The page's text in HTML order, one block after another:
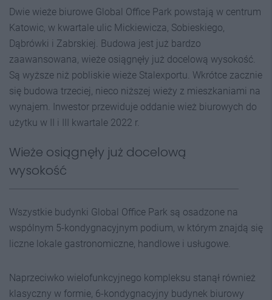
Dwie wieże biurowe Global Office Park powstają w centrum
Katowic, w kwartale ulic Mickiewicza, Sobieskiego,
Dąbrówki i Zabrskiej. Budowa jest już bardzo
zaawansowana, wieże osiągnęły już docelową wysokość.
Są wyższe niż pobliskie wieże Stalexportu. Wkrótce zacznie
się budowa trzeciej, nieco niższej wieży z mieszkaniami na
wynajem. Inwestor przewiduje oddanie wież biurowych do
użytku w II i III kwartale 2022 r.
Wieże osiągnęły już docelową
wysokość
Wszystkie budynki Global Office Park są osadzone na
wspólnym 5-kondygnacyjnym podium, w którym znajdą się
liczne lokale gastronomiczne, handlowe i usługowe.
Naprzeciwko wielofunkcyjnego kompleksu stanął również
klasyczny w formie, 6-kondygnacyjny budynek biurowy